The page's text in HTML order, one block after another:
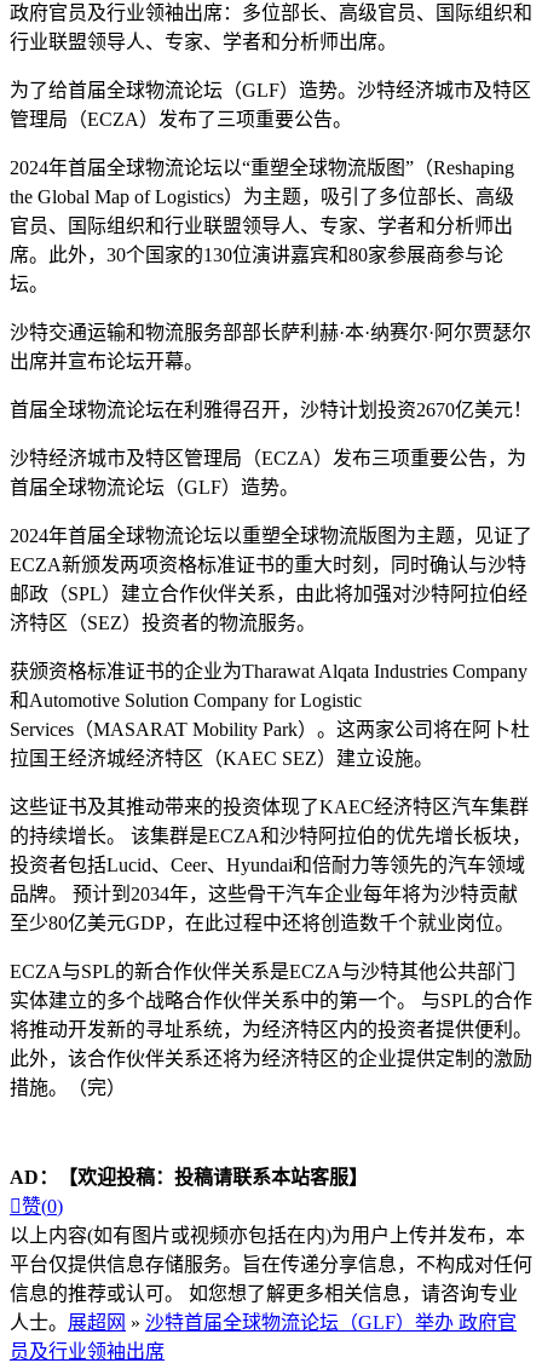
政府官员及行业领袖出席：多位部长、高级官员、国际组织和
行业联盟领导人、专家、学者和分析师出席。
为了给首届全球物流论坛（GLF）造势。沙特经济城市及特区
管理局（ECZA）发布了三项重要公告。
2024年首届全球物流论坛以“重塑全球物流版图”（Reshaping
the Global Map of Logistics）为主题，吸引了多位部长、高级
官员、国际组织和行业联盟领导人、专家、学者和分析师出
席。此外，30个国家的130位演讲嘉宾和80家参展商参与论
坛。
沙特交通运输和物流服务部部长萨利赫·本·纳赛尔·阿尔贾瑟尔
出席并宣布论坛开幕。
首届全球物流论坛在利雅得召开，沙特计划投资2670亿美元！
沙特经济城市及特区管理局（ECZA）发布三项重要公告，为
首届全球物流论坛（GLF）造势。
2024年首届全球物流论坛以重塑全球物流版图为主题，见证了
ECZA新颁发两项资格标准证书的重大时刻，同时确认与沙特
邮政（SPL）建立合作伙伴关系，由此将加强对沙特阿拉伯经
济特区（SEZ）投资者的物流服务。
获颁资格标准证书的企业为Tharawat Alqata Industries Company
和Automotive Solution Company for Logistic
Services（MASARAT Mobility Park）。这两家公司将在阿卜杜
拉国王经济城经济特区（KAEC SEZ）建立设施。
这些证书及其推动带来的投资体现了KAEC经济特区汽车集群
的持续增长。 该集群是ECZA和沙特阿拉伯的优先增长板块，
投资者包括Lucid、Ceer、Hyundai和倍耐力等领先的汽车领域
品牌。 预计到2034年，这些骨干汽车企业每年将为沙特贡献
至少80亿美元GDP，在此过程中还将创造数千个就业岗位。
ECZA与SPL的新合作伙伴关系是ECZA与沙特其他公共部门
实体建立的多个战略合作伙伴关系中的第一个。 与SPL的合作
将推动开发新的寻址系统，为经济特区内的投资者提供便利。
此外，该合作伙伴关系还将为经济特区的企业提供定制的激励
措施。（完）
AD：
【欢迎投稿：投稿请联系本站客服】
赞(0)
以上内容(如有图片或视频亦包括在内)为用户上传并发布，本
平台仅提供信息存储服务。旨在传递分享信息，不构成对任何
信息的推荐或认可。 如您想了解更多相关信息，请咨询专业
人士。 展超网 » 沙特首届全球物流论坛（GLF）举办 政府官
员及行业领袖出席